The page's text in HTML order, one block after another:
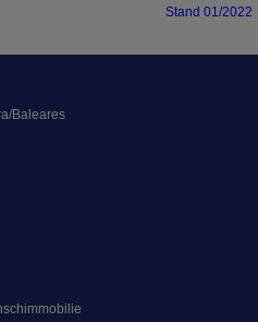
01/2022
Baleares